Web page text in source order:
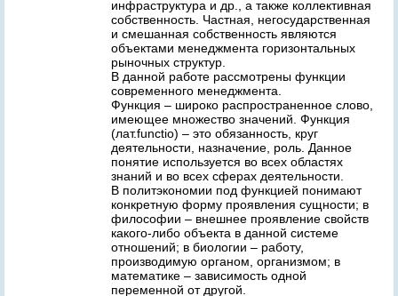
инфраструктура и др., а также коллективная
собственность. Частная, негосударственная
и смешанная собственность являются
объектами менеджмента горизонтальных
рыночных структур.
В данной работе рассмотрены функции
современного менеджмента.
Функция – широко распространенное слово,
имеющее множество значений. Функция
(лат.functio) – это обязанность, круг
деятельности, назначение, роль. Данное
понятие используется во всех областях
знаний и во всех сферах деятельности.
В политэкономии под функцией понимают
конкретную форму проявления сущности; в
философии – внешнее проявление свойств
какого-либо объекта в данной системе
отношений; в биологии – работу,
производимую органом, организмом; в
математике – зависимость одной
переменной от другой.